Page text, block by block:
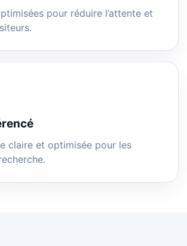
pour réduire l’attente et
claire et optimisée pour les